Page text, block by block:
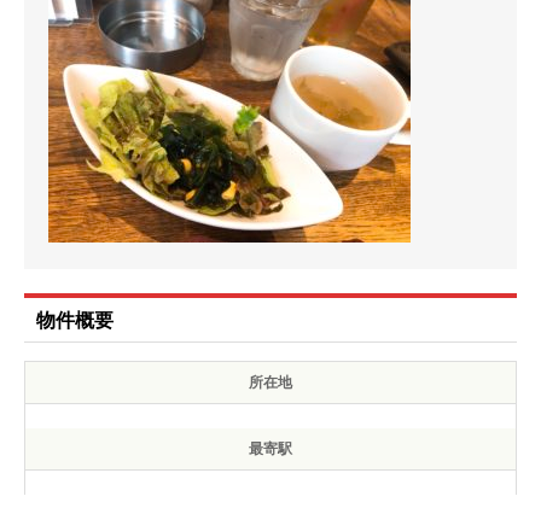
物件概要
所在地
最寄駅